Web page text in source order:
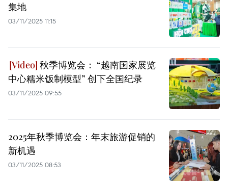
集地
03/11/2025 11:15
秋季博览会： “越南国家展览
中心糯米饭制模型” 创下全国纪录
03/11/2025 09:55
2025年秋季博览会：年末旅游促销的
新机遇
03/11/2025 08:53